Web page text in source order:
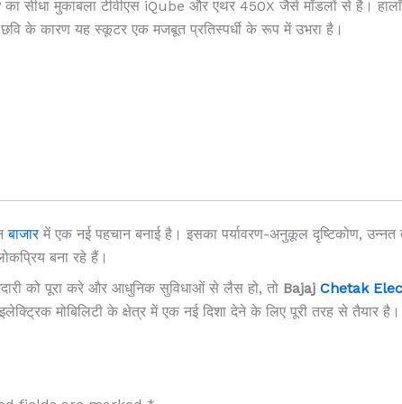
का सीधा मुकाबला टीवीएस iQube और एथर 450X जैसे मॉडलों से है।
के कारण यह स्कूटर एक मजबूत प्रतिस्पर्धी के रूप में उभरा है।
बाजारमें एक नई पहचान बनाई है। इसका पर्यावरण-अनुकूल दृष्टिकोण, उन्नत
बना रहे हैं।
को पूरा करे और आधुनिक सुविधाओं से लैस हो, तो Bajaj Chetak
मोबिलिटी के क्षेत्र में एक नई दिशा देने के लिए पूरी तरह से तैयार है।